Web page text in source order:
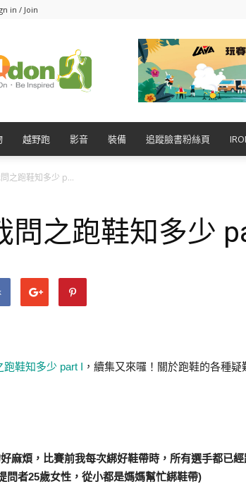
in / Join
越野跑 影音 裝備 追蹤臉書粉絲頁
之跑鞋知多少 p...
問之跑鞋知多少
跑鞋知多少 part I ，續集又來囉！關於跑鞋的各種
麻煩，比賽前我每次綁好鞋帶時，所有選手都已
問者25歲女性，從小都是媽媽幫忙綁鞋帶)